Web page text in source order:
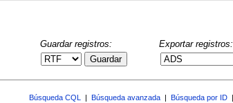
Guardar registros:
Guardar
Exportar registros:
Búsqueda CQL Búsqueda avanzada Búsqueda por ID